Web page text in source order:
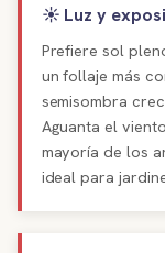
☀️ Luz y
Prefiere sol
un follaje más
semisombra
Aguanta el
mayoría de los
ideal para